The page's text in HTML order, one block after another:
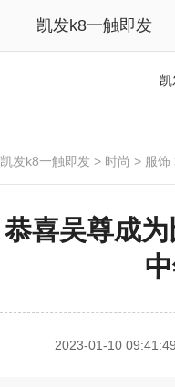
凯发k8一触即发
凯
凯发k8一触即发 > 时尚 > 服饰
恭喜吴尊成
2023-01-10 09:41:49